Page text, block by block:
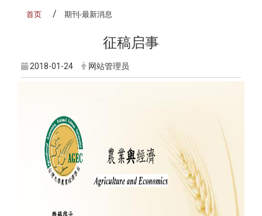
首页 期刊-最新消息
征稿启事
2018-01-24 网站管理员